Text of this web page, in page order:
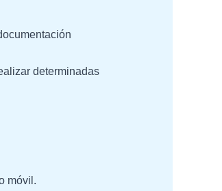
determinadas
móvil.